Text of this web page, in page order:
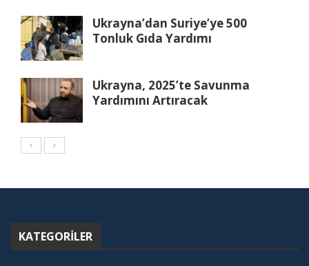
Ukrayna’dan Suriye’ye 500
Tonluk Gıda Yardımı
Ukrayna, 2025’te Savunma
Yardımını Artıracak
KATEGORILER